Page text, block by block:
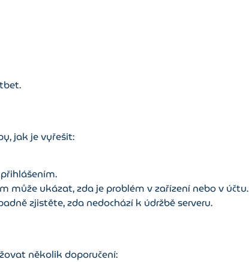
jak je vyřešit:
může ukázat, zda je problém v zařízení nebo v účtu.
zjistěte, zda nedochází k údržbě serveru.
několik doporučení: